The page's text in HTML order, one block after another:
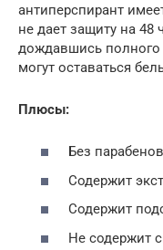
антиперспирант
не дает защиту на 48
дождавшись полного
могут оставаться
Плюсы:
Без
Содержит
Содержит
Не содержит